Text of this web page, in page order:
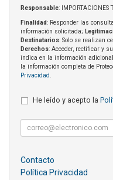
Responsable: IMPORTACIONES
Finalidad: Responder las
información solicitada;
Destinatarios: Solo se realizan
Derechos: Acceder, rectificar y
indica en la información
la información completa de
Privacidad
He leído y acepto la
Contacto
Política Privacidad